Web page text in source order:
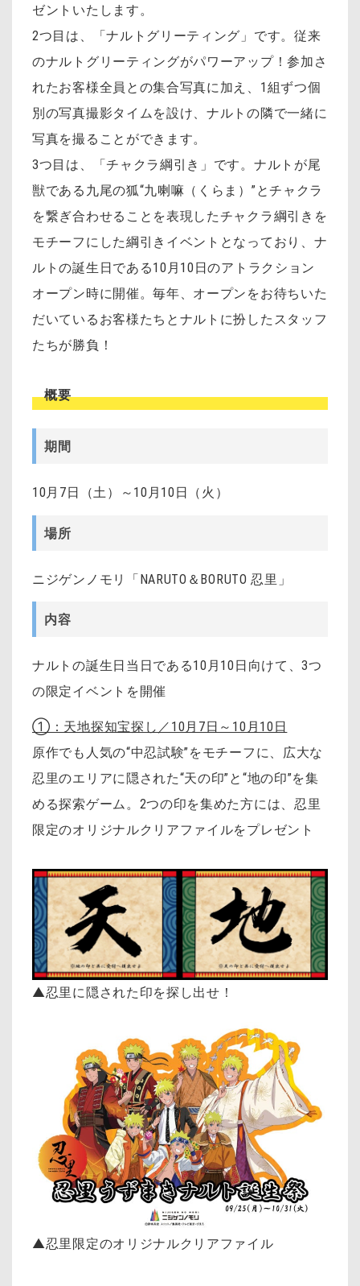
ゼントいたします。
2つ目は、「ナルトグリーティング」です。従来
のナルトグリーティングがパワーアップ！参加さ
れたお客様全員との集合写真に加え、1組ずつ個
別の写真撮影タイムを設け、ナルトの隣で一緒に
写真を撮ることができます。
3つ目は、「チャクラ綱引き」です。ナルトが尾
獣である九尾の狐“九喇嘛（くらま）”とチャクラ
を繋ぎ合わせることを表現したチャクラ綱引きを
モチーフにした綱引きイベントとなっており、ナ
ルトの誕生日である10月10日のアトラクション
オープン時に開催。毎年、オープンをお待ちいた
だいているお客様たちとナルトに扮したスタッフ
たちが勝負！
概要
期間
10月7日（土）～10月10日（火）
場所
ニジゲンノモリ「NARUTO＆BORUTO 忍里」
内容
ナルトの誕生日当日である10月10日向けて、3つ
の限定イベントを開催
①：天地探知宝探し／10月7日～10月10日
原作でも人気の“中忍試験”をモチーフに、広大な
忍里のエリアに隠された“天の印”と“地の印”を集
める探索ゲーム。2つの印を集めた方には、忍里
限定のオリジナルクリアファイルをプレゼント
▲忍里に隠された印を探し出せ！
▲忍里限定のオリジナルクリアファイル